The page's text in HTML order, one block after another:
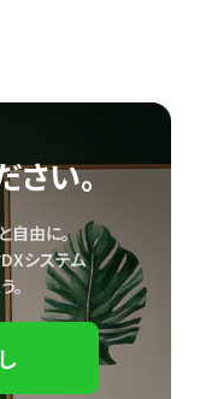
さい。
自由に。
システム
。